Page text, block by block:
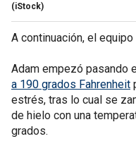
(iStock)
A continuación, el
Adam empezó pasando
a 190 grados Fahrenheit
estrés, tras lo cual se
de hielo con una
grados.